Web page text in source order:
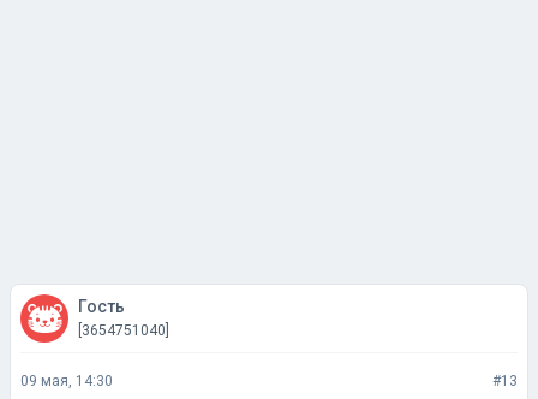
Гость
[3654751040]
09 мая, 14:30 #13